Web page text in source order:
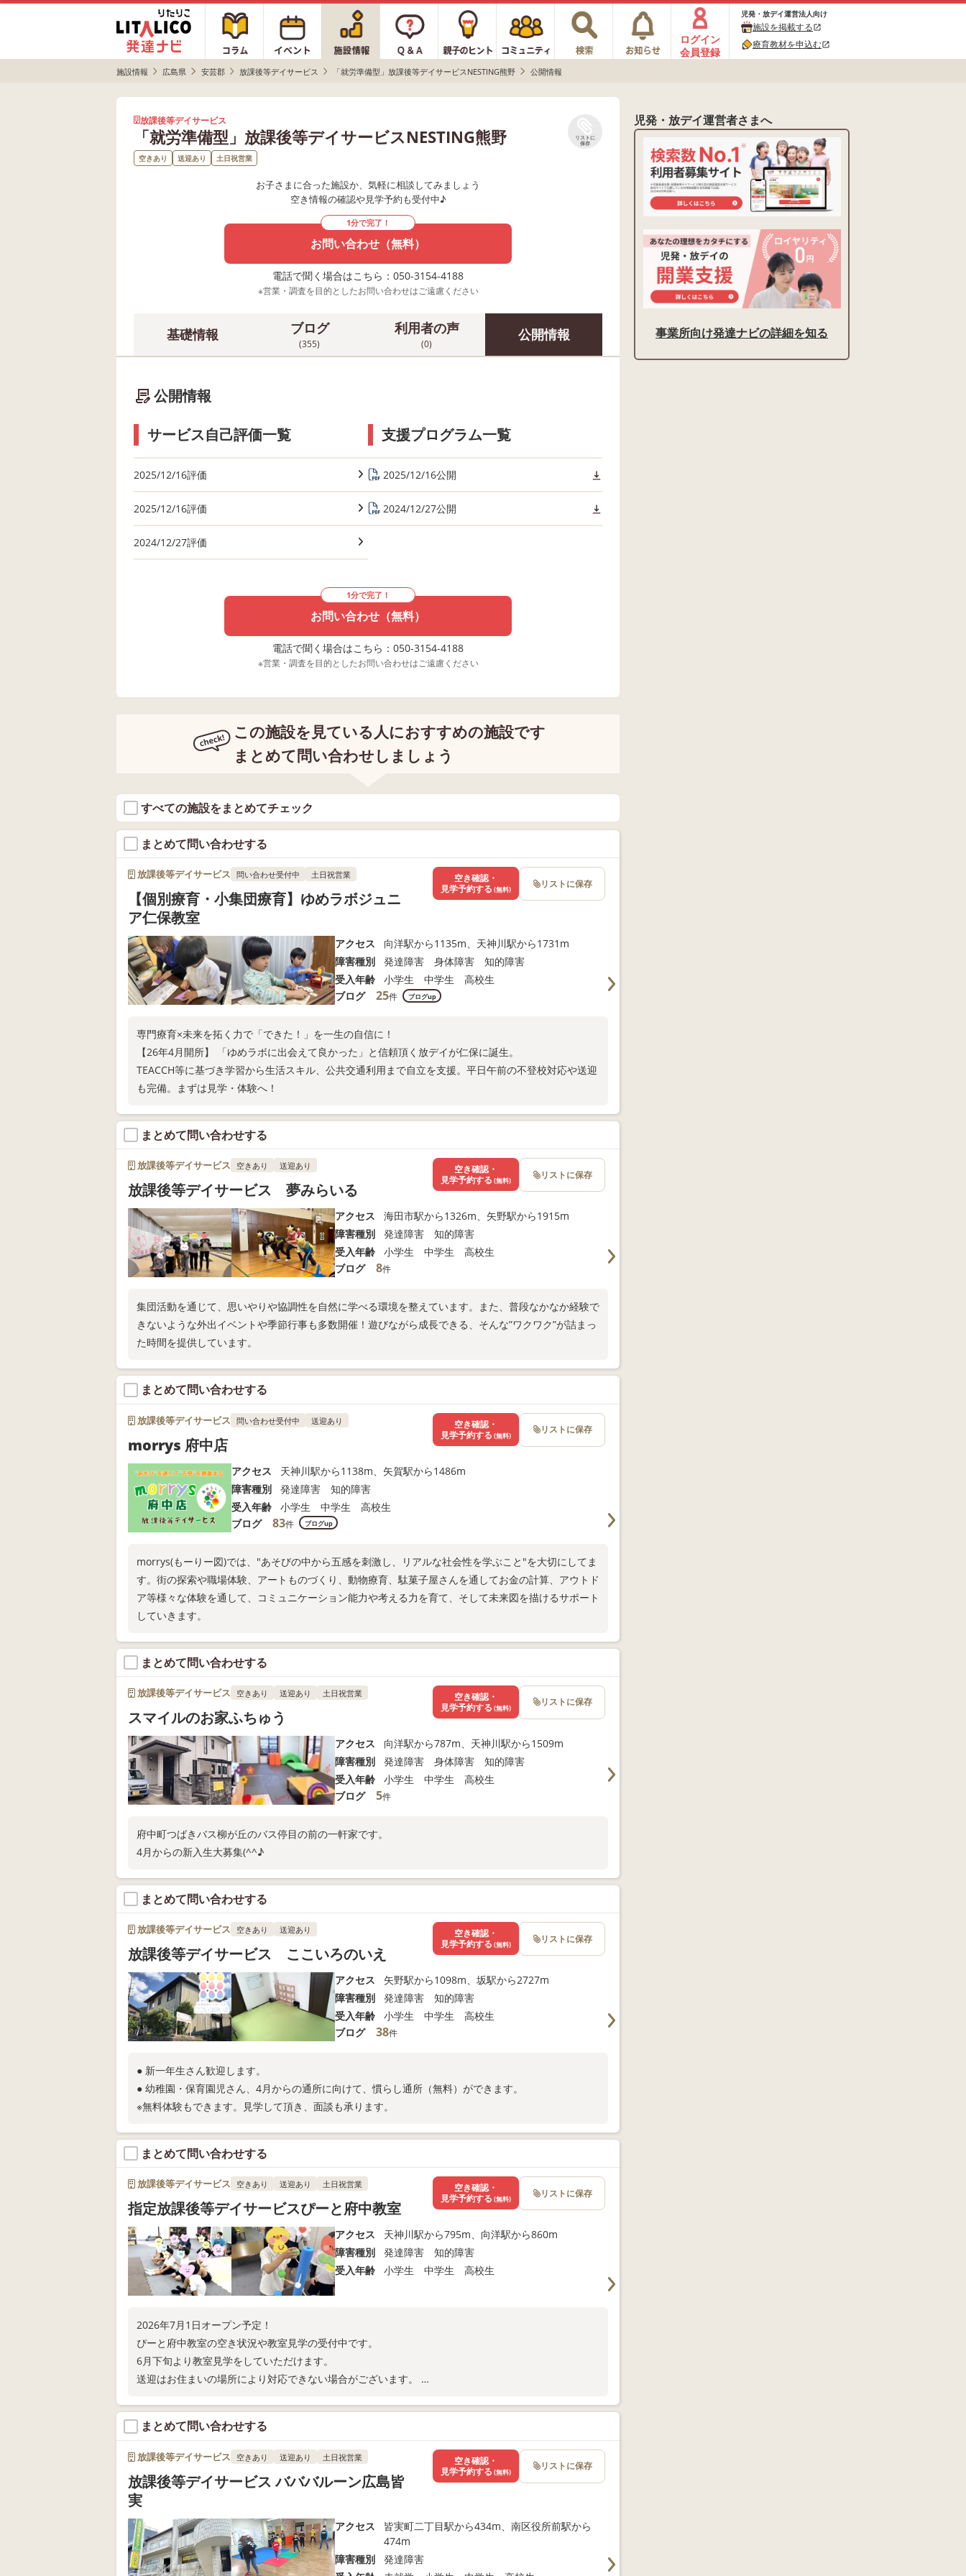
ログイン
会員登録
児発・放デイ運営法人向け
施設を掲載するopen_in_new
療育教材を申込むopen_in_new
施設情報 広島県 安芸郡 放課後等デイサービス 「就労準備型」放課後等デイサービスNESTING熊野 公開情報
放課後等デイサービス
「就労準備型」放課後等デイサービスNESTING熊野
リストに
保存
空きあり 送迎あり 土日祝営業
お子さまに合った施設か、気軽に相談してみましょう
空き情報の確認や見学予約も受付中♪
1分で完了！
お問い合わせ（無料）
電話で聞く場合はこちら：050-3154-4188
※営業・調査を目的としたお問い合わせはご遠慮ください
基礎情報 ブログ
(355)
利用者の声
(0)
公開情報
公開情報
サービス自己評価一覧
2025/12/16評価
2025/12/16評価
2024/12/27評価
支援プログラム一覧
2025/12/16公開
2024/12/27公開
1分で完了！
お問い合わせ（無料）
電話で聞く場合はこちら：050-3154-4188
※営業・調査を目的としたお問い合わせはご遠慮ください
この施設を見ている人におすすめの施設です
まとめて問い合わせしましょう
すべての施設をまとめてチェック
まとめて問い合わせする
放課後等デイサービス 問い合わせ受付中 土日祝営業
【個別療育・小集団療育】ゆめラボジュニ
ア仁保教室
アクセス
向洋駅から1135m、天神川駅から1731m
障害種別
発達障害 身体障害 知的障害
受入年齢
小学生 中学生 高校生
ブログ
25件 ブログup
専門療育×未来を拓く力で「できた！」を一生の自信に！
【26年4月開所】 「ゆめラボに出会えて良かった」と信頼頂く放デイが仁保に誕生。
TEACCH等に基づき学習から生活スキル、公共交通利用まで自立を支援。平日午前の不登校対応や送迎
も完備。まずは見学・体験へ！
空き確認・
見学予約する (無料) リストに保存
まとめて問い合わせする
放課後等デイサービス 空きあり 送迎あり
放課後等デイサービス 夢みらいる
アクセス
海田市駅から1326m、矢野駅から1915m
障害種別
発達障害 知的障害
受入年齢
小学生 中学生 高校生
ブログ
8件
集団活動を通じて、思いやりや協調性を自然に学べる環境を整えています。また、普段なかなか経験で
きないような外出イベントや季節行事も多数開催！遊びながら成長できる、そんな”ワクワク”が詰まっ
た時間を提供しています。
空き確認・
見学予約する (無料) リストに保存
まとめて問い合わせする
放課後等デイサービス 問い合わせ受付中 送迎あり
morrys 府中店
アクセス
天神川駅から1138m、矢賀駅から1486m
障害種別
発達障害 知的障害
受入年齢
小学生 中学生 高校生
ブログ
83件 ブログup
morrys(もーりー図)では、"あそびの中から五感を刺激し、リアルな社会性を学ぶこと"を大切にしてま
す。街の探索や職場体験、アートものづくり、動物療育、駄菓子屋さんを通してお金の計算、アウトド
ア等様々な体験を通して、コミュニケーション能力や考える力を育て、そして未来図を描けるサポート
していきます。
空き確認・
見学予約する (無料) リストに保存
まとめて問い合わせする
放課後等デイサービス 空きあり 送迎あり 土日祝営業
スマイルのお家ふちゅう
アクセス
向洋駅から787m、天神川駅から1509m
障害種別
発達障害 身体障害 知的障害
受入年齢
小学生 中学生 高校生
ブログ
5件
府中町つばきバス柳が丘のバス停目の前の一軒家です。
4月からの新入生大募集(^^♪
空き確認・
見学予約する (無料) リストに保存
まとめて問い合わせする
放課後等デイサービス 空きあり 送迎あり
放課後等デイサービス ここいろのいえ
アクセス
矢野駅から1098m、坂駅から2727m
障害種別
発達障害 知的障害
受入年齢
小学生 中学生 高校生
ブログ
38件
● 新一年生さん歓迎します。
● 幼稚園・保育園児さん、4月からの通所に向けて、慣らし通所（無料）ができます。
※無料体験もできます。見学して頂き、面談も承ります。
空き確認・
見学予約する (無料) リストに保存
まとめて問い合わせする
放課後等デイサービス 空きあり 送迎あり 土日祝営業
指定放課後等デイサービスぴーと府中教室
アクセス
天神川駅から795m、向洋駅から860m
障害種別
発達障害 知的障害
受入年齢
小学生 中学生 高校生
2026年7月1日オープン予定！
ぴーと府中教室の空き状況や教室見学の受付中です。
6月下旬より教室見学をしていただけます。
送迎はお住まいの場所により対応できない場合がございます。
空き確認・
見学予約する (無料) リストに保存
まとめて問い合わせする
放課後等デイサービス 空きあり 送迎あり 土日祝営業
放課後等デイサービス バババルーン広島皆
実
アクセス
皆実町二丁目駅から434m、南区役所前駅から
474m
障害種別
発達障害
空き確認・
見学予約する (無料) リストに保存
児発・放デイ運営者さまへ
事業所向け発達ナビの詳細を知る